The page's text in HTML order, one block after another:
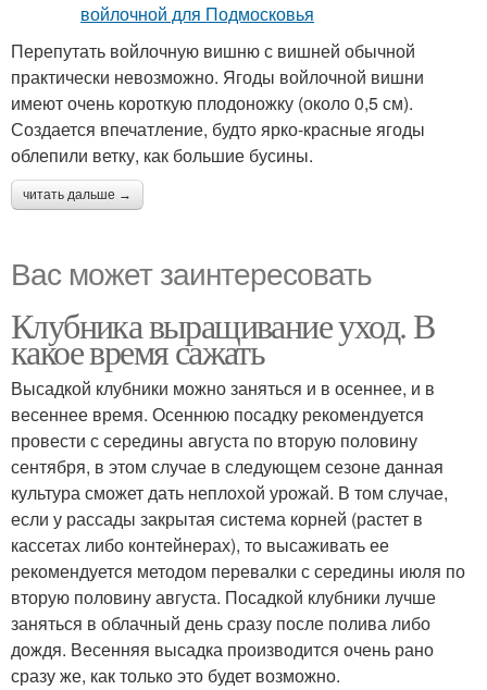
Перепутать войлочную вишню с вишней обычной
практически невозможно. Ягоды войлочной вишни
имеют очень короткую плодоножку (около 0,5 см).
Создается впечатление, будто ярко-красные ягоды
облепили ветку, как большие бусины.
читать дальше →
Вас может заинтересовать
Клубника выращивание уход. В
какое время сажать
Высадкой клубники можно заняться и в осеннее, и в
весеннее время. Осеннюю посадку рекомендуется
провести с середины августа по вторую половину
сентября, в этом случае в следующем сезоне данная
культура сможет дать неплохой урожай. В том случае,
если у рассады закрытая система корней (растет в
кассетах либо контейнерах), то высаживать ее
рекомендуется методом перевалки с середины июля по
вторую половину августа. Посадкой клубники лучше
заняться в облачный день сразу после полива либо
дождя. Весенняя высадка производится очень рано
сразу же, как только это будет возможно.